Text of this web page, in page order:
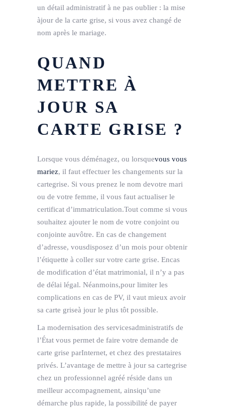
un détail administratif à ne pas oublier : la mise
àjour de la carte grise, si vous avez changé de
nom après le mariage.
QUAND
METTRE À
JOUR SA
CARTE GRISE ?
Lorsque vous déménagez, ou lorsquevous vous
mariez, il faut effectuer les changements sur la
cartegrise. Si vous prenez le nom devotre mari
ou de votre femme, il vous faut actualiser le
certificat d’immatriculation.Tout comme si vous
souhaitez ajouter le nom de votre conjoint ou
conjointe auvôtre. En cas de changement
d’adresse, vousdisposez d’un mois pour obtenir
l’étiquette à coller sur votre carte grise. Encas
de modification d’état matrimonial, il n’y a pas
de délai légal. Néanmoins,pour limiter les
complications en cas de PV, il vaut mieux avoir
sa carte griseà jour le plus tôt possible.
La modernisation des servicesadministratifs de
l’État vous permet de faire votre demande de
carte grise parInternet, et chez des prestataires
privés. L’avantage de mettre à jour sa cartegrise
chez un professionnel agréé réside dans un
meilleur accompagnement, ainsiqu’une
démarche plus rapide, la possibilité de payer